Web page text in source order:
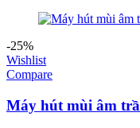
4.450.000 ₫.
-25%
Wishlist
Compare
Máy hút mùi âm